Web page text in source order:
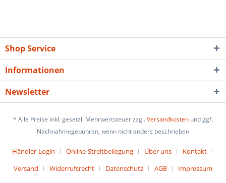
Shop Service
Informationen
Newsletter
* Alle Preise inkl. gesetzl. Mehrwertsteuer zzgl.Versandkosten und ggf.
Nachnahmegebühren, wenn nicht anders beschrieben
Händler-Login Online-Streitbeilegung Über uns
Kontakt
Versand
Widerrufsrecht Datenschutz AGB Impressum